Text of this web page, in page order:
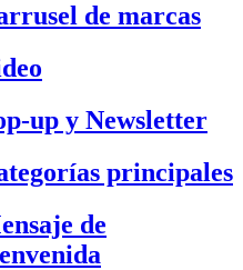
de marcas
up y Newsletter
principales
de